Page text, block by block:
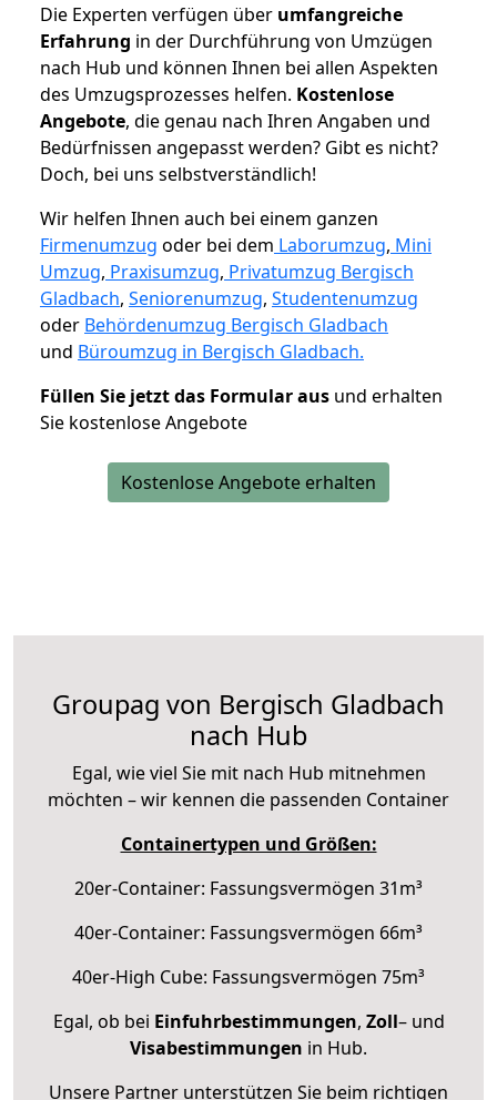
Die Experten verfügen über umfangreiche
Erfahrung in der Durchführung von Umzügen
nach Hub und können Ihnen bei allen Aspekten
des Umzugsprozesses helfen. Kostenlose
Angebote, die genau nach Ihren Angaben und
Bedürfnissen angepasst werden? Gibt es nicht?
Doch, bei uns selbstverständlich!
Wir helfen Ihnen auch bei einem ganzen
Firmenumzug oder bei dem Laborumzug, Mini
Umzug, Praxisumzug, Privatumzug Bergisch
Gladbach, Seniorenumzug, Studentenumzug
oder Behördenumzug Bergisch Gladbach
und Büroumzug in Bergisch Gladbach.
Füllen Sie jetzt das Formular aus und erhalten
Sie kostenlose Angebote
Kostenlose Angebote erhalten
Groupag von Bergisch Gladbach
nach Hub
Egal, wie viel Sie mit nach Hub mitnehmen
möchten – wir kennen die passenden Container
Containertypen und Größen:
20er-Container: Fassungsvermögen 31m³
40er-Container: Fassungsvermögen 66m³
40er-High Cube: Fassungsvermögen 75m³
Egal, ob bei Einfuhrbestimmungen, Zoll– und
Visabestimmungen in Hub.
Unsere Partner unterstützen Sie beim richtigen